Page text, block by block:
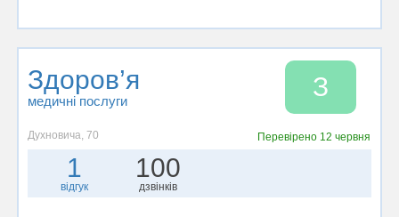
Здоров’я
медичні послуги З
Духновича, 70 Перевірено 12 червня
1
відгук
100
дзвінків